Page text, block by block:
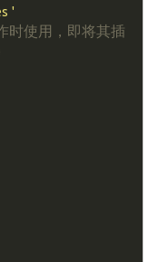
时使用，即将其插